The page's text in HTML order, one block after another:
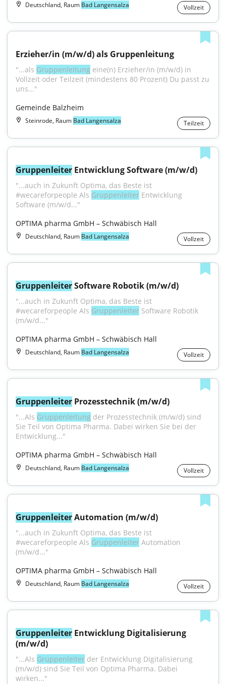
Deutschland, Raum Bad Langensalza Vollzeit
Erzieher/in (m/w/d) als Gruppenleitung
"...als Gruppenleitung eine(n) Erzieher/in (m/w/d) in
Vollzeit oder Teilzeit (mindestens 80 Prozent) Du passt zu
uns..."
Gemeinde Balzheim
Steinrode, Raum Bad Langensalza Teilzeit
Gruppenleiter Entwicklung Software (m/w/d)
"...auch in Zukunft Optima, das Beste ist
#wecareforpeople Als Gruppenleiter Entwicklung
Software (m/w/d..."
OPTIMA pharma GmbH – Schwäbisch Hall
Deutschland, Raum Bad Langensalza Vollzeit
Gruppenleiter Software Robotik (m/w/d)
"...auch in Zukunft Optima, das Beste ist
#wecareforpeople Als Gruppenleiter Software Robotik
(m/w/d..."
OPTIMA pharma GmbH – Schwäbisch Hall
Deutschland, Raum Bad Langensalza Vollzeit
Gruppenleiter Prozesstechnik (m/w/d)
"...Als Gruppenleitung der Prozesstechnik (m/w/d) sind
Sie Teil von Optima Pharma. Dabei wirken Sie bei der
Entwicklung..."
OPTIMA pharma GmbH – Schwäbisch Hall
Deutschland, Raum Bad Langensalza Vollzeit
Gruppenleiter Automation (m/w/d)
"...auch in Zukunft Optima, das Beste ist
#wecareforpeople Als Gruppenleiter Automation
(m/w/d..."
OPTIMA pharma GmbH – Schwäbisch Hall
Deutschland, Raum Bad Langensalza Vollzeit
Gruppenleiter Entwicklung Digitalisierung
(m/w/d)
"...Als Gruppenleiter der Entwicklung Digitalisierung
(m/w/d) sind Sie Teil von Optima Pharma. Dabei
wirken..."